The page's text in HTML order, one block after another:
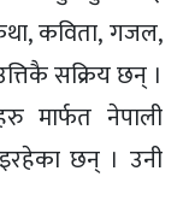
कविता, गजल,
सक्रिय छन् ।
मार्फत नेपाली
छन् । उनी